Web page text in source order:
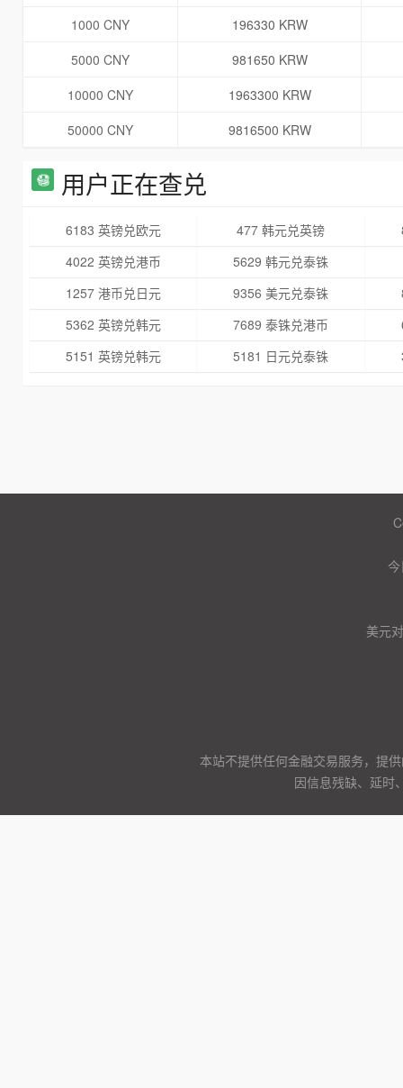
1000 CNY
196330 KRW
5000 CNY
981650 KRW
10000 CNY
1963300 KRW
50000 CNY
9816500 KRW
用户正在查兑
6183 英镑兑欧元 477 韩元兑英镑
4022 英镑兑港币
5629 韩元兑泰铢
1257 港币兑日元
9356 美元兑泰铢
5362 英镑兑韩元
7689 泰铢兑港币
5151 英镑兑韩元
5181 日元兑泰铢
美元
本站不提供任何金融交易服务，提
因信息残缺、延时